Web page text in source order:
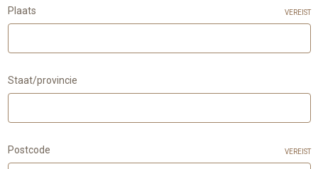
Plaats VEREIST
Staat/provincie
Postcode VEREIST